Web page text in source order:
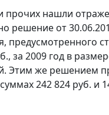
нашли
решение от
предусмотренного
за 2009 год в
Этим же решением
242 824 руб.